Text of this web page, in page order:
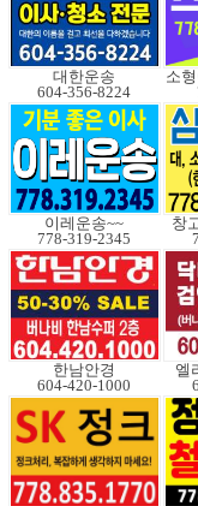
대한운송
604-356-8224
이레운송~~
778-319-2345
창
한남안경
604-420-1000
엘